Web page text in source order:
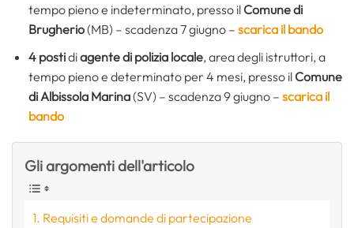
tempo pieno e indeterminato, presso il Comune di
Brugherio(MB) – scadenza 7 giugno – scarica il bando
4 postidiagente di polizia locale, area degli istruttori, a
tempo pieno e determinato per 4 mesi, presso il Comune
di Albissola Marina(SV) – scadenza 9 giugno – scarica il
bando
Gli argomenti dell'articolo
Requisiti e domande di partecipazione